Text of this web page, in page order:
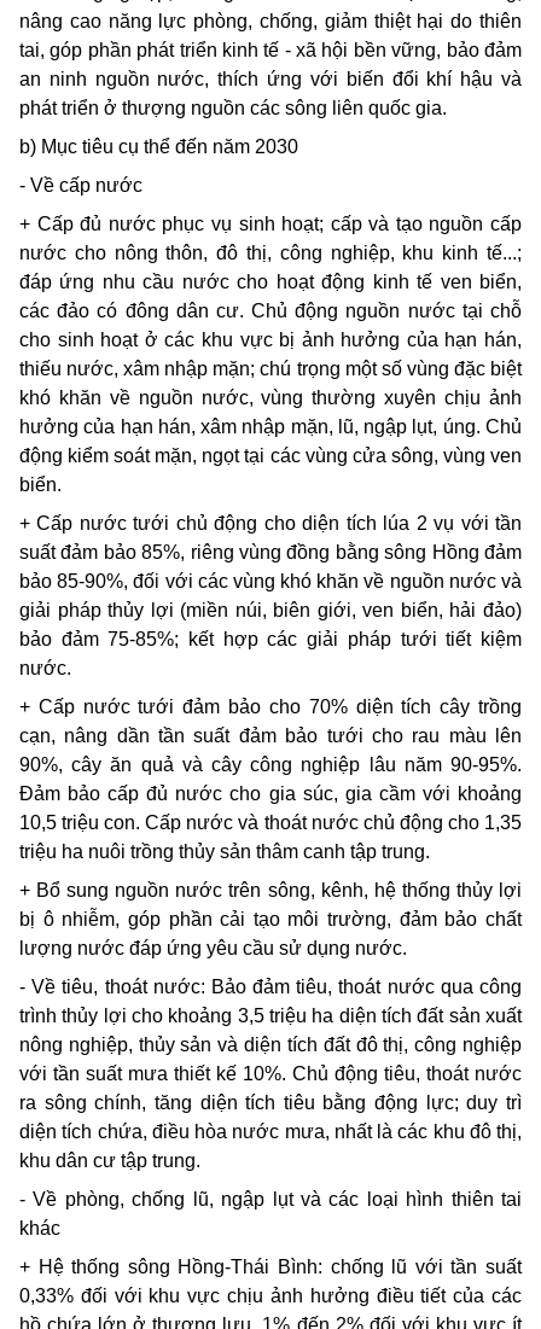
nâng cao năng lực phòng, chống, giảm thiệt hại do thiên
tai, góp phần phát triển kinh tế - xã hội bền vững, bảo đảm
an ninh nguồn nước, thích ứng với biến đổi khí hậu và
phát triển ở thượng nguồn các sông liên quốc gia.
b) Mục tiêu cụ thể đến năm 2030
- Về cấp nước
+ Cấp đủ nước phục vụ sinh hoạt; cấp và tạo nguồn cấp
nước cho nông thôn, đô thị, công nghiệp, khu kinh tế...;
đáp ứng nhu cầu nước cho hoạt động kinh tế ven biển,
các đảo có đông dân cư. Chủ động nguồn nước tại chỗ
cho sinh hoạt ở các khu vực bị ảnh hưởng của hạn hán,
thiếu nước, xâm nhập mặn; chú trọng một số vùng đặc biệt
khó khăn về nguồn nước, vùng thường xuyên chịu ảnh
hưởng của hạn hán, xâm nhập mặn, lũ, ngập lụt, úng. Chủ
động kiểm soát mặn, ngọt tại các vùng cửa sông, vùng ven
biển.
+ Cấp nước tưới chủ động cho diện tích lúa 2 vụ với tần
suất đảm bảo 85%, riêng vùng đồng bằng sông Hồng đảm
bảo 85-90%, đối với các vùng khó khăn về nguồn nước và
giải pháp thủy lợi (miền núi, biên giới, ven biển, hải đảo)
bảo đảm 75-85%; kết hợp các giải pháp tưới tiết kiệm
nước.
+ Cấp nước tưới đảm bảo cho 70% diện tích cây trồng
cạn, nâng dần tần suất đảm bảo tưới cho rau màu lên
90%, cây ăn quả và cây công nghiệp lâu năm 90-95%.
Đảm bảo cấp đủ nước cho gia súc, gia cầm với khoảng
10,5 triệu con. Cấp nước và thoát nước chủ động cho 1,35
triệu ha nuôi trồng thủy sản thâm canh tập trung.
+ Bổ sung nguồn nước trên sông, kênh, hệ thống thủy lợi
bị ô nhiễm, góp phần cải tạo môi trường, đảm bảo chất
lượng nước đáp ứng yêu cầu sử dụng nước.
- Về tiêu, thoát nước: Bảo đảm tiêu, thoát nước qua công
trình thủy lợi cho khoảng 3,5 triệu ha diện tích đất sản xuất
nông nghiệp, thủy sản và diện tích đất đô thị, công nghiệp
với tần suất mưa thiết kế 10%. Chủ động tiêu, thoát nước
ra sông chính, tăng diện tích tiêu bằng động lực; duy trì
diện tích chứa, điều hòa nước mưa, nhất là các khu đô thị,
khu dân cư tập trung.
- Về phòng, chống lũ, ngập lụt và các loại hình thiên tai
khác
+ Hệ thống sông Hồng-Thái Bình: chống lũ với tần suất
0,33% đối với khu vực chịu ảnh hưởng điều tiết của các
hồ chứa lớn ở thượng lưu, 1% đến 2% đối với khu vực ít